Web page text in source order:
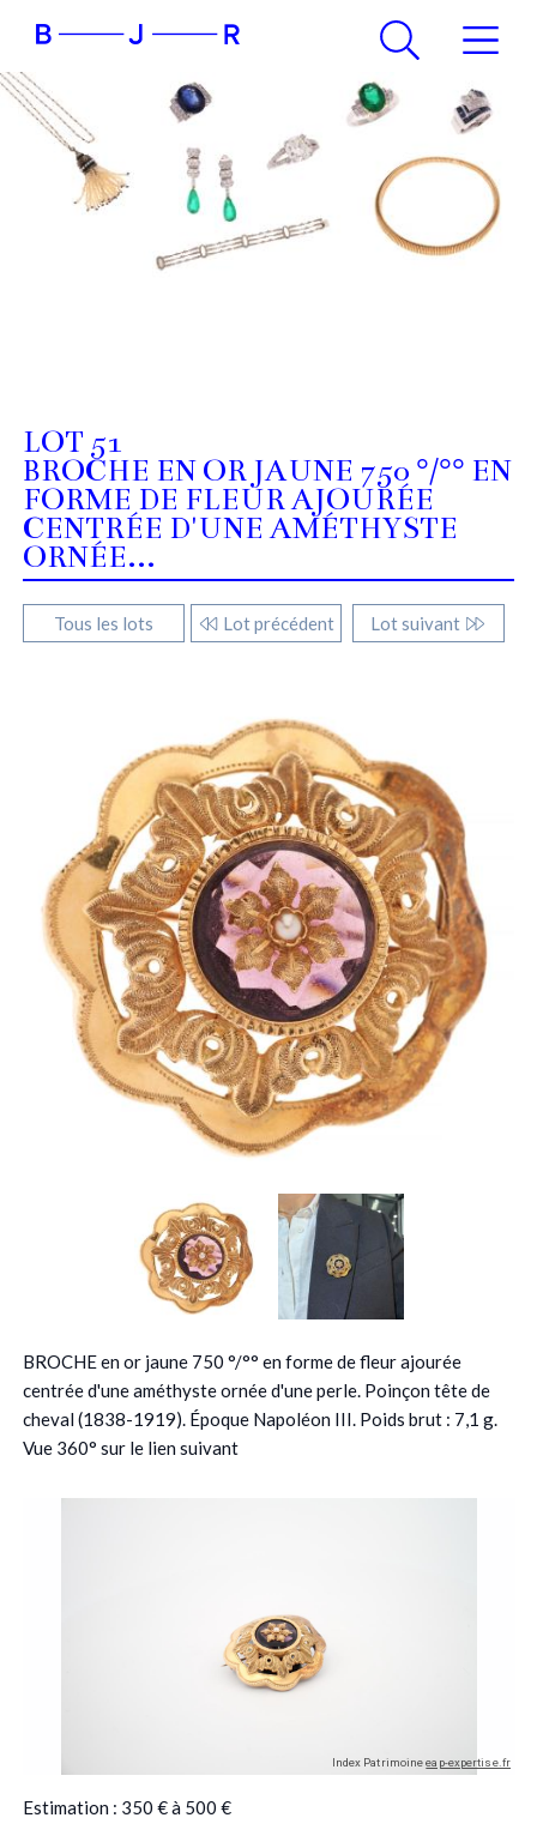
LOT 51
BROCHE EN OR JAUNE 750 °/°° EN
FORME DE FLEUR AJOURÉE
CENTRÉE D'UNE AMÉTHYSTE
ORNÉE...
Tous les lots Lot précédent Lot suivant
BROCHE en or jaune 750 °/°° en forme de fleur ajourée
centrée d'une améthyste ornée d'une perle. Poinçon tête de
cheval (1838-1919). Époque Napoléon III. Poids brut : 7,1 g.
Vue 360° sur le lien suivant
Estimation : 350 € à 500 €